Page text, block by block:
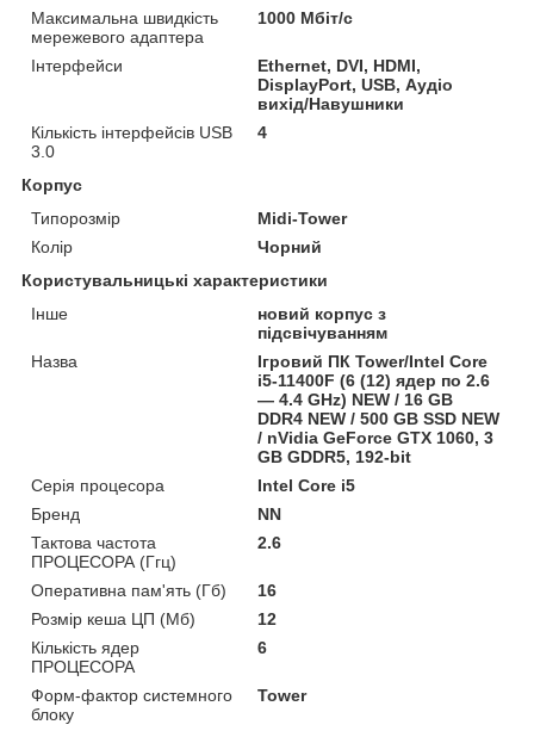
Максимальна швидкість
мережевого адаптера
1000 Мбіт/с
Інтерфейси
Ethernet, DVI, HDMI,
DisplayPort, USB, Аудіо
вихід/Навушники
Кількість інтерфейсів USB
3.0
4
Корпус
Типорозмір
Midi-Tower
Колір
Чорний
Користувальницькі характеристики
Інше
новий корпус з
підсвічуванням
Назва
Ігровий ПК Tower/Intel Core
i5-11400F (6 (12) ядер по 2.6
— 4.4 GHz) NEW / 16 GB
DDR4 NEW / 500 GB SSD NEW
/ nVidia GeForce GTX 1060, 3
GB GDDR5, 192-bit
Серія процесора
Intel Core i5
Бренд
NN
Тактова частота
ПРОЦЕСОРА (Ггц)
2.6
Оперативна пам'ять (Гб)
16
Розмір кеша ЦП (Мб)
12
Кількість ядер
ПРОЦЕСОРА
6
Форм-фактор системного
блоку
Tower